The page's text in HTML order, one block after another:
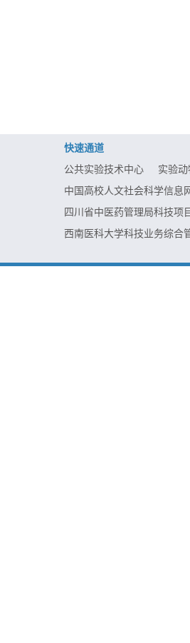
快速通道
公共实验技术中心
实验
中国高校人文社会科学信息
四川省中医药管理局科技项
西南医科大学科技业务综合